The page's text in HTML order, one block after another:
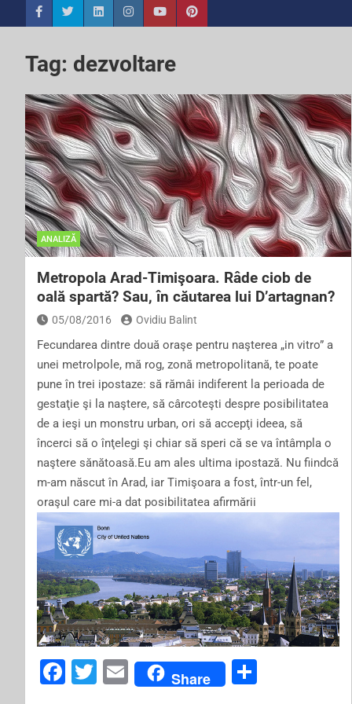
Tag: dezvoltare
ANALIZĂ
Metropola Arad-Timişoara. Râde ciob de
oală spartă? Sau, în căutarea lui D’artagnan?
05/08/2016 Ovidiu Balint
Fecundarea dintre două oraşe pentru naşterea „in vitro” a
unei metrolpole, mă rog, zonă metropolitană, te poate
pune în trei ipostaze: să rămâi indiferent la perioada de
gestaţie şi la naştere, să cârcoteşti despre posibilitatea
de a ieşi un monstru urban, ori să accepţi ideea, să
încerci să o înţelegi şi chiar să speri că se va întâmpla o
naştere sănătoasă.Eu am ales ultima ipostază. Nu fiindcă
m-am născut în Arad, iar Timişoara a fost, într-un fel,
oraşul care mi-a dat posibilitatea afirmării
F
T
E
m
Share